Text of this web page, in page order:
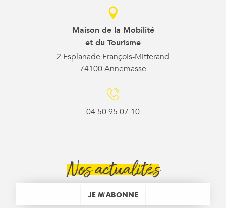
Maison de la Mobilité
et du Tourisme
2 Esplanade François-Mitterand
74100 Annemasse
04 50 95 07 10
Nos actualités
JE M'ABONNE